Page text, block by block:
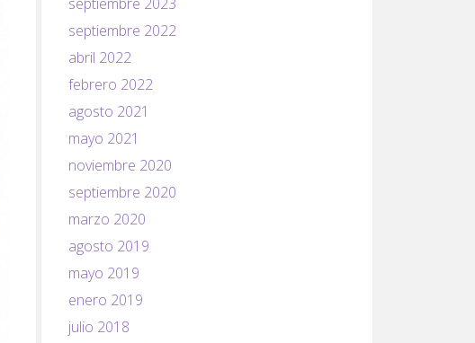
septiembre 2022
abril 2022
febrero 2022
agosto 2021
mayo 2021
noviembre 2020
septiembre 2020
marzo 2020
agosto 2019
mayo 2019
enero 2019
julio 2018